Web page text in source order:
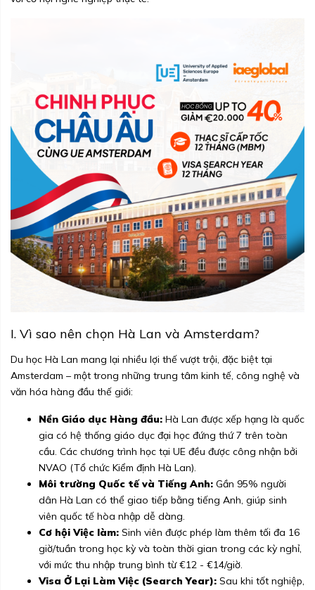
I. Vì sao nên chọn Hà Lan và Amsterdam?
Du học Hà Lan mang lại nhiều lợi thế vượt trội, đặc biệt tại
Amsterdam – một trong những trung tâm kinh tế, công nghệ và
văn hóa hàng đầu thế giới:
Nền Giáo dục Hàng đầu: Hà Lan được xếp hạng là quốc
gia có hệ thống giáo dục đại học đứng thứ 7 trên toàn
cầu. Các chương trình học tại UE đều được công nhận bởi
NVAO (Tổ chức Kiểm định Hà Lan).
Môi trường Quốc tế và Tiếng Anh: Gần 95% người
dân Hà Lan có thể giao tiếp bằng tiếng Anh, giúp sinh
viên quốc tế hòa nhập dễ dàng.
Cơ hội Việc làm: Sinh viên được phép làm thêm tối đa 16
giờ/tuần trong học kỳ và toàn thời gian trong các kỳ nghỉ,
với mức thu nhập trung bình từ €12 - €14/giờ.
Visa Ở Lại Làm Việc (Search Year): Sau khi tốt nghiệp,